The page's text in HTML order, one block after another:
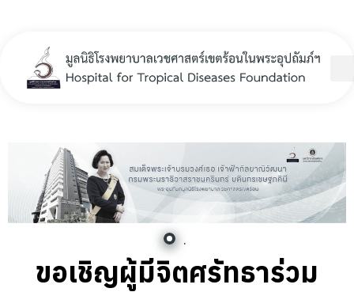
.
ขอเชิญผู้มีจิตศรัทธาร่วม